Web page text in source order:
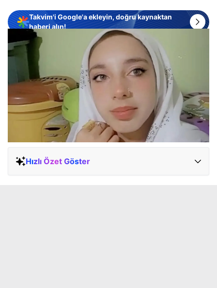
Takvim'i Google'a ekleyin, doğru kaynaktan
haberi alın!
Hızlı Özet Göster